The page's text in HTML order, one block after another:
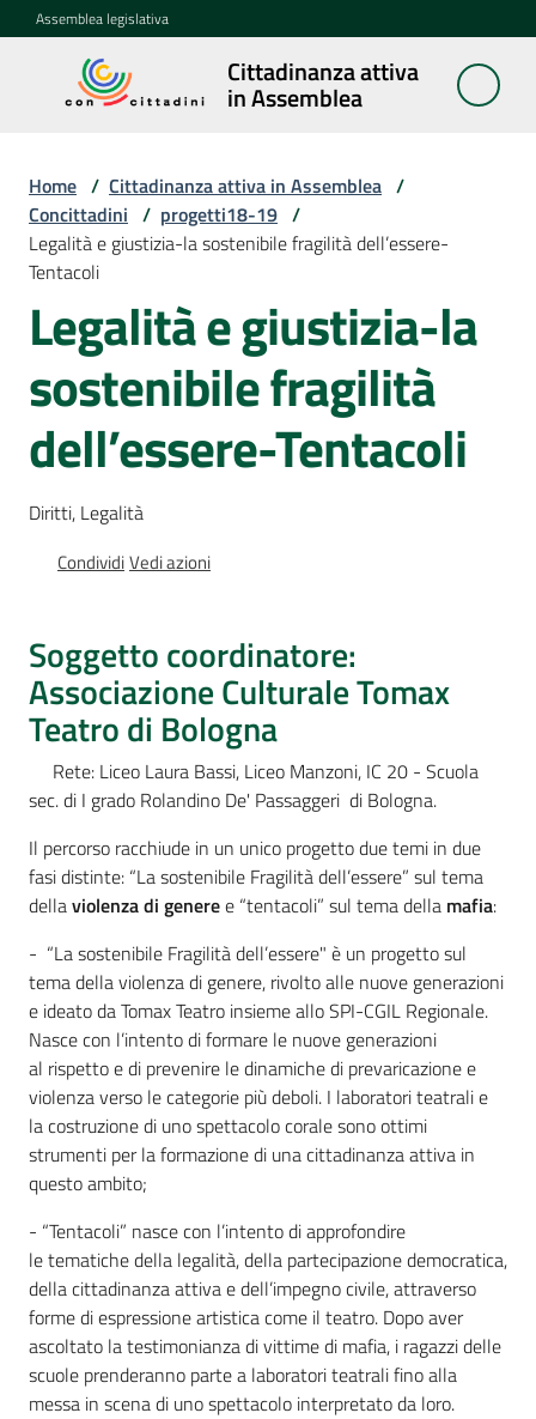
Vai al contenuto
Vai alla navigazione
Vai al footer
Assemblea legislativa
Cittadinanza attiva
in Assemblea
Cittadinanza
attiva in
Concittadini
Menu selezionato
Porte
aperte
Assemblea
Mostre
Percorsi
Seguici
su
Assemblea
legislativa
Assemblea
Attività
Argomenti
Per i media
Per i cittadini
Home / Cittadinanza attiva in Assemblea /
Concittadini / progetti18-19 /
Legalità e giustizia-la sostenibile fragilità dell’essere-
Tentacoli
Legalità e giustizia-la
sostenibile fragilità
dell’essere-Tentacoli
Diritti, Legalità
CondividiVedi azioni
Soggetto coordinatore:
Associazione Culturale Tomax
Teatro di Bologna
Rete: Liceo Laura Bassi, Liceo Manzoni, IC 20 - Scuola
sec. di I grado Rolandino De' Passaggeri di Bologna.
Il percorso racchiude in un unico progetto due temi in due
fasi distinte: “La sostenibile Fragilità dell’essere” sul tema
dellaviolenza di generee “tentacoli” sul tema della mafia:
- “La sostenibile Fragilità dell’essere" è un progetto sul
tema della violenza di genere, rivolto alle nuove generazioni
e ideato da Tomax Teatro insieme allo SPI-CGIL Regionale.
Nasce con l’intento di formare le nuove generazioni
al rispetto e di prevenire le dinamiche di prevaricazione e
violenza verso le categorie più deboli. I laboratori teatrali e
la costruzione di uno spettacolo corale sono ottimi
strumenti per la formazione di una cittadinanza attiva in
questo ambito;
- “Tentacoli” nasce con l’intento di approfondire
le tematiche della legalità, della partecipazione democratica,
della cittadinanza attiva e dell’impegno civile, attraverso
forme di espressione artistica come il teatro. Dopo aver
ascoltato la testimonianza di vittime di mafia, i ragazzi delle
scuole prenderanno parte a laboratori teatrali fino alla
messa in scena di uno spettacolo interpretato da loro.